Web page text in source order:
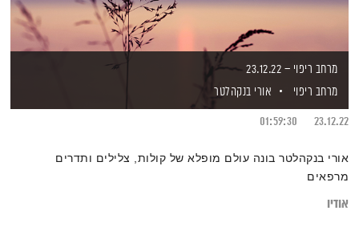
מרחב ריפוי – 23.12.22
מרחב ריפוי
אורי בנקהלטר
23.12.22
01:59:30
אורי בנקהלטר בונה עולם מופלא של קולות, צלילים ותדרים
מרפאים
אודיו